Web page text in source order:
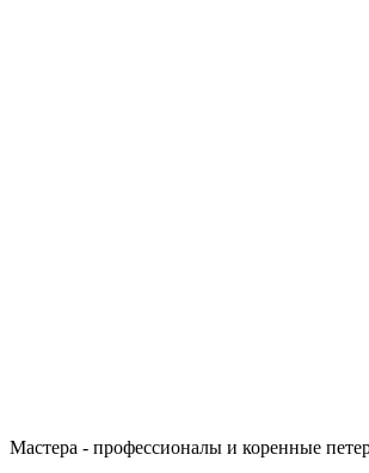
Мастера - профессионалы и коренные